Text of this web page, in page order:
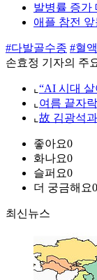
발병률 증가
애플 참전
#다발골수종 #혈
손효정 기자의 주
⌞ “AI 시대
⌞ 여름 끝자
⌞ 故 김광석
좋아요0
화나요0
슬퍼요0
더 궁금해요0
최신뉴스